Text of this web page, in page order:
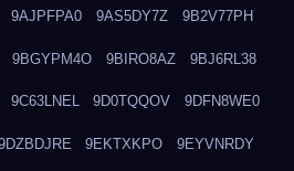
9AJPFPA0 9AS5DY7Z 9B2V77PH
9BGYPM4O 9BIRO8AZ 9BJ6RL38
9C63LNEL 9D0TQQOV 9DFN8WE0
9EKTXKPO 9EYVNRDY